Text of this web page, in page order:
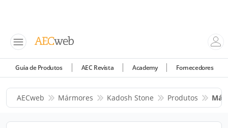
Guia de Produtos AEC Revista Academy Fornecedores
AECweb Mármores Kadosh Stone Produtos